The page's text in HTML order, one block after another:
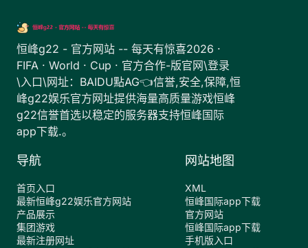
恒峰g22 - 官方网站 -- 每天有惊喜2026 ·
FIFA · World · Cup · 官方合作-版官网\登录
\入口\网址：BAIDU點AG👈信誉,安全,保障,恒
峰g22娱乐官方网址提供海量高质量游戏恒峰
g22信誉首选以稳定的服务器支持恒峰国际
app下载.。
导航
首页入口
最新恒峰g22娱乐官方网站
产品展示
集团游戏
最新注册网址
网站地图
XML
恒峰国际app下载
官方网站
恒峰国际app下载
手机版入口